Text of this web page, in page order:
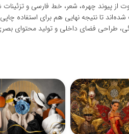
از پیوند چهره، شعر، خط فارسی و
تا نتیجه نهایی هم برای استفاده
طراحی فضای داخلی و تولید محتوای